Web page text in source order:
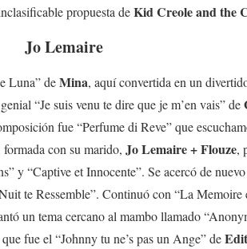
propuesta deKid Creole and the
Jo Lemaire
Luna” deMina, aquí convertida en un
“Je suis venu te dire que je m’en vais” de
fue “Perfume di Reve” que
formada con su marido, Jo Lemaire + Flouze,
y “Captive et Innocente”. Se acercó de
te Ressemble”. Continuó con “La Memoire
un tema cercano al mambo llamado
fue el “Johnny tu ne’s pas un Ange” de